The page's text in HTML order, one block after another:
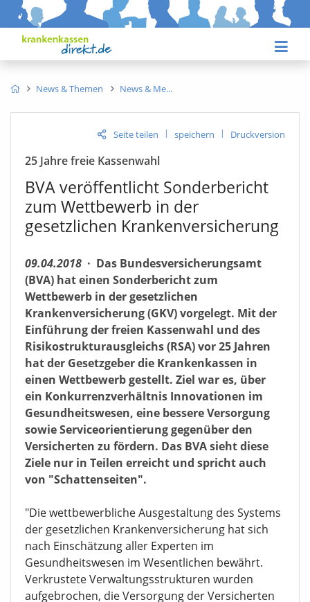
News & Themen News & Me
Seite teilen | speichern | Druckversion
25 Jahre freie Kassenwahl
BVA veröffentlicht Sonderbericht
zum Wettbewerb in der
gesetzlichen Krankenversicherung
09.04.2018 · Das Bundesversicherungsamt
(BVA) hat einen Sonderbericht zum
Wettbewerb in der gesetzlichen
Krankenversicherung (GKV) vorgelegt. Mit der
Einführung der freien Kassenwahl und des
Risikostrukturausgleichs (RSA) vor 25 Jahren
hat der Gesetzgeber die Krankenkassen in
einen Wettbewerb gestellt. Ziel war es, über
ein Konkurrenzverhältnis Innovationen im
Gesundheitswesen, eine bessere Versorgung
sowie Serviceorientierung gegenüber den
Versicherten zu fördern. Das BVA sieht diese
Ziele nur in Teilen erreicht und spricht auch
von "Schattenseiten".
"Die wettbewerbliche Ausgestaltung des Systems
der gesetzlichen Krankenversicherung hat sich
nach Einschätzung aller Experten im
Gesundheitswesen im Wesentlichen bewährt.
Verkrustete Verwaltungsstrukturen wurden
aufgebrochen, die Versorgung der Versicherten